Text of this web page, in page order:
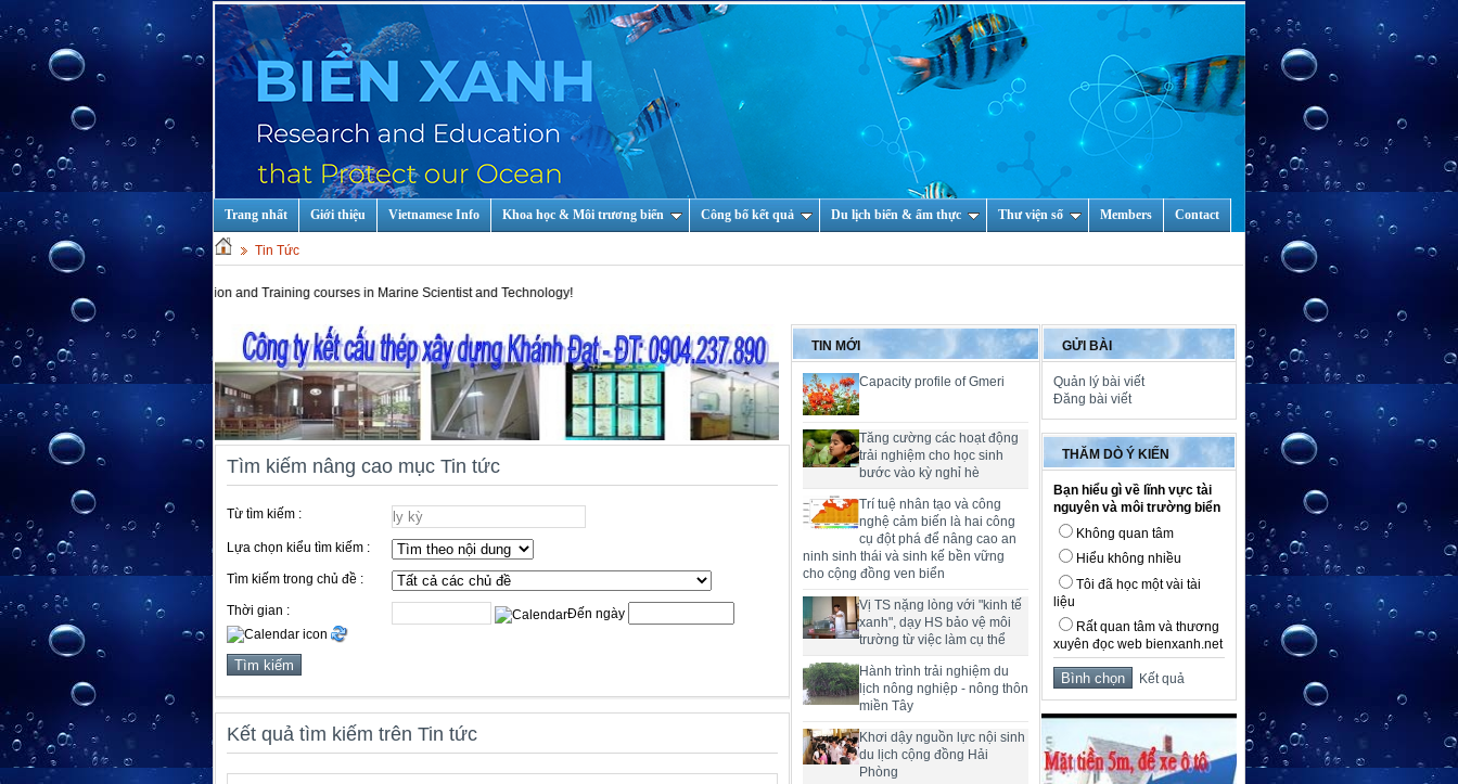
Trang nhất Giới thiệu Vietnamese Info Khoa học & Môi trương biển Công bố kết quả Du lịch biển & ẩm thực Thư viện số Members Contact
Tin Tức
Hot keys: Education and Training courses in Marine Scientist and Technology!
Tìm kiếm nâng cao mục Tin tức
Từ tìm kiếm :
Lựa chọn kiểu tìm kiếm :
Tìm kiếm trong chủ đề :
Thời gian : Đến ngày
Kết quả tìm kiếm trên Tin tức
TIN MỚI
Capacity profile of Gmeri
Tăng cường các hoạt động
trải nghiệm cho học sinh
bước vào kỳ nghỉ hè
Trí tuệ nhân tạo và công
nghệ cảm biến là hai công
cụ đột phá để nâng cao an
ninh sinh thái và sinh kế bền vững
cho cộng đồng ven biển
Vị TS nặng lòng với "kinh tế
xanh", dạy HS bảo vệ môi
trường từ việc làm cụ thể
Hành trình trải nghiệm du
lịch nông nghiệp - nông thôn
miền Tây
Khơi dậy nguồn lực nội sinh
du lịch cộng đồng Hải
Phòng
GỬI BÀI
Quản lý bài viết
Đăng bài viết
THĂM DÒ Ý KIẾN
Bạn hiểu gì về lĩnh vực tài
nguyên và môi trường biển
Không quan tâm
Hiểu không nhiều
Tôi đã học một vài tài
liệu
Rất quan tâm và thương
xuyên đọc web bienxanh.net
Kết quả